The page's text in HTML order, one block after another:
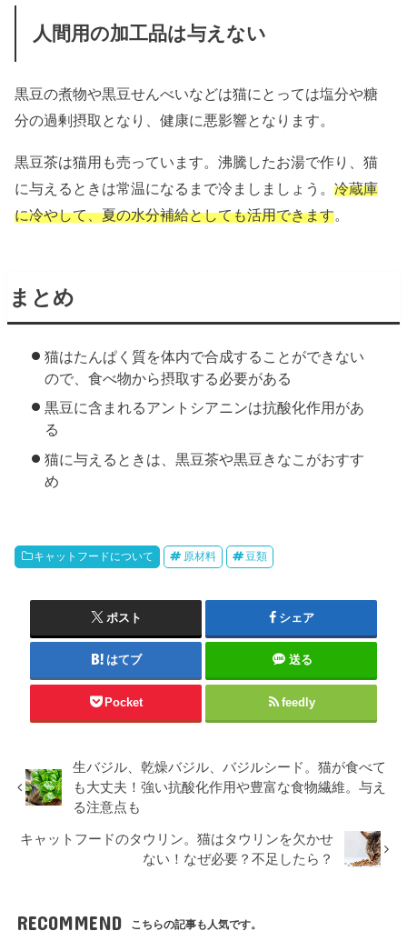
人間用の加工品は与えない
黒豆の煮物や黒豆せんべいなどは猫にとっては塩分や糖
分の過剰摂取となり、健康に悪影響となります。
黒豆茶は猫用も売っています。沸騰したお湯で作り、猫
に与えるときは常温になるまで冷ましましょう。冷蔵庫
に冷やして、夏の水分補給としても活用できます
まとめ
猫はたんぱく質を体内で合成することができない
ので、食べ物から摂取する必要がある
黒豆に含まれるアントシアニンは抗酸化作用があ
る
猫に与えるときは、黒豆茶や黒豆きなこがおすす
め
キャットフードについて 原材料 豆類
ポスト シェア
はてブ 送る
Pocket feedly
生バジル、乾燥バジル、バジルシード。猫が食べて
も大丈夫！強い抗酸化作用や豊富な食物繊維。与え
る注意点も
キャットフードのタウリン。猫はタウリンを欠かせ
ない！なぜ必要？不足したら？
RECOMMEND こちらの記事も人気です。